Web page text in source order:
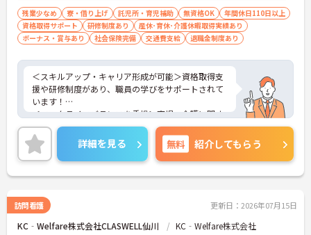
高く、急なシフト変更や無理な長時間勤務が発生し
にくい人員体制です
・訪問スケジュールに沿って施設内でのケアを行う
ため、月平均の残業時間は5時間から7時間程度とか
・夜勤明けの翌日は原則としてお休みとなるシフト
編成が組まれており、しっかりと休息を取りながら
長期的な就業が可能です
＜評価制度でキャリアアップ＞
・介護福祉士や初任者研修などの資格や実務経験、
夜勤回数がしっかりと給与に反映されるためモチベ
ーションを維持できます
・年次を問わずリーダーや主任などのマネジメント
キャリア形成が可能です
残業少なめ 寮・借り上げ 託児所・育児補助 無資格OK
年間休日110日以上
資格取得サポート
研修制度あり
産休･育休･介護休暇取得実績あり
ボーナス・賞与あり
社会保険完備 交通費支給 退職金制度あり
＜スキルアップ・キャリア形成が可能＞資格取得支
援や研修制度があり、職員の学びをサポートされて
います！
＜ワークライフバランスを重視＞育児・介護に関す
る制度や社宅制度、各種手当など、長く安心して働
きやすい環境が整っています。
＜寄り添ったケアの実施＞利用者さまに深く寄り添
ったサービスの提供を目指し、職員の専門性を高め
るような人材育成にも注力されています。
詳細をお話ししますのでお気軽にご相談ください！
詳細を見る 無料 紹介してもらう
訪問看護 更新日：2026年07月15日
KC‐Welfare株式会社CLASWELL仙川 KC‐Welfare株式会社